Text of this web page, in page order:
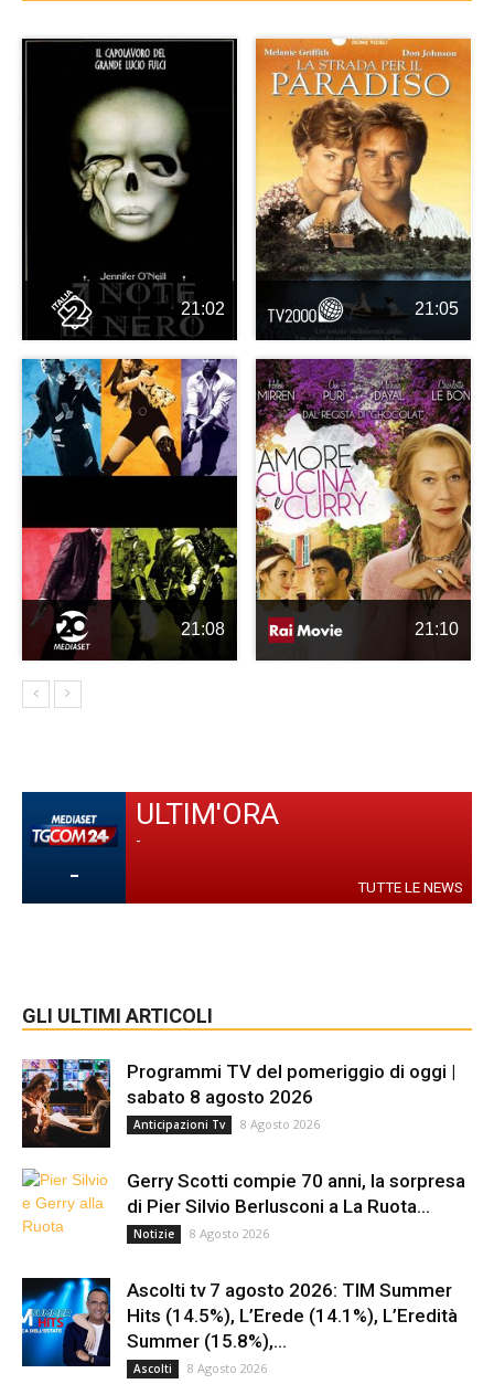
21:02 21:05
21:08 21:10
-
ULTIM'ORA
-
TUTTE LE NEWS
GLI ULTIMI ARTICOLI
Programmi TV del pomeriggio di oggi |
sabato 8 agosto 2026
Anticipazioni Tv 8 Agosto 2026
Gerry Scotti compie 70 anni, la sorpresa
di Pier Silvio Berlusconi a La Ruota...
Notizie 8 Agosto 2026
Ascolti tv 7 agosto 2026: TIM Summer
Hits (14.5%), L’Erede (14.1%), L’Eredità
Summer (15.8%),...
Ascolti 8 Agosto 2026